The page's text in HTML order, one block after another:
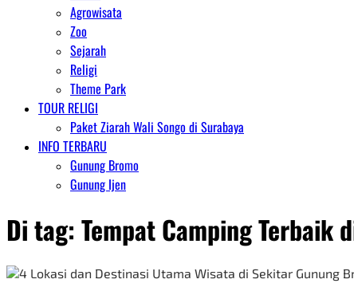
Agrowisata
Zoo
Sejarah
Religi
Theme Park
TOUR RELIGI
Paket Ziarah Wali Songo di Surabaya
INFO TERBARU
Gunung Bromo
Gunung Ijen
Di tag: Tempat Camping Terbaik